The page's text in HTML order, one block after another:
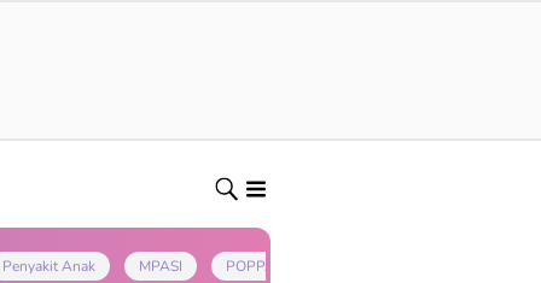
Penyakit Anak MPASI POPPAPA